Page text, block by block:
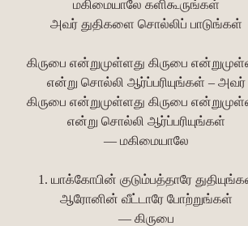
மகிமையாலே களிகூருங்கள்
அவர் துதிகளை சொல்லிப் பாடுங்கள்
கிருபை என்றுமுள்ளது கிருபை
என்று சொல்லி ஆர்ப்பரியுங்கள் – அவர்
கிருபை என்றுமுள்ளது கிருபை
என்று சொல்லி ஆர்ப்பரியுங்கள்
— மகிமையாலே
1. யாக்கோபின் குடும்பத்தாரே
ஆரோனின் வீட்டாரே போற்றுங்கள்
— கிருபை